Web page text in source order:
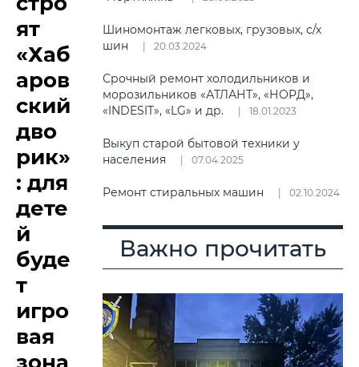
ят
«Хаб
аров
ский
дво
рик»
: для
дете
й
буде
т
игро
вая
Шиномонтаж легковых, грузовых, с/х
шин
20.03.2024
Срочный ремонт холодильников и
морозильников «АТЛАНТ», «НОРД»,
«INDESIT», «LG» и др.
18.01.2023
Выкуп старой бытовой техники у
населения
07.04.2025
Ремонт стиральных машин 02.10.2024
Важно прочитать